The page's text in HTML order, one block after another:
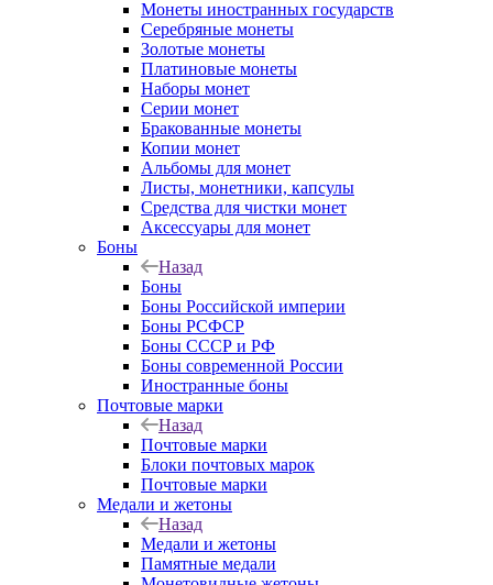
Монеты иностранных государств
Серебряные монеты
Золотые монеты
Платиновые монеты
Наборы монет
Серии монет
Бракованные монеты
Копии монет
Альбомы для монет
Листы, монетники, капсулы
Средства для чистки монет
Аксессуары для монет
Боны
Назад
Боны
Боны Российской империи
Боны РСФСР
Боны СССР и РФ
Боны современной России
Иностранные боны
Почтовые марки
Назад
Почтовые марки
Блоки почтовых марок
Почтовые марки
Медали и жетоны
Назад
Медали и жетоны
Памятные медали